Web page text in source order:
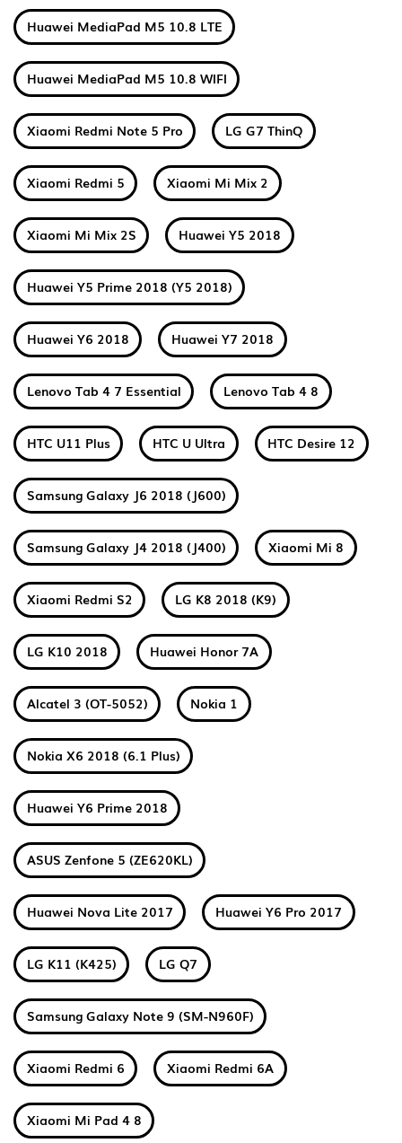
Huawei MediaPad M5 10.8 LTE
Huawei MediaPad M5 10.8 WIFI
Xiaomi Redmi Note 5 Pro LG G7 ThinQ
Xiaomi Redmi 5 Xiaomi Mi Mix 2
Xiaomi Mi Mix 2S Huawei Y5 2018
Huawei Y5 Prime 2018 (Y5 2018)
Huawei Y6 2018 Huawei Y7 2018
Lenovo Tab 4 7 Essential Lenovo Tab 4 8
HTC U11 Plus HTC U Ultra HTC Desire 12
Samsung Galaxy J6 2018 (J600)
Samsung Galaxy J4 2018 (J400) Xiaomi Mi 8
Xiaomi Redmi S2 LG K8 2018 (K9)
LG K10 2018 Huawei Honor 7A
Alcatel 3 (OT-5052) Nokia 1
Nokia X6 2018 (6.1 Plus)
Huawei Y6 Prime 2018
ASUS Zenfone 5 (ZE620KL)
Huawei Nova Lite 2017 Huawei Y6 Pro 2017
LG K11 (K425) LG Q7
Samsung Galaxy Note 9 (SM-N960F)
Xiaomi Redmi 6 Xiaomi Redmi 6A
Xiaomi Mi Pad 4 8